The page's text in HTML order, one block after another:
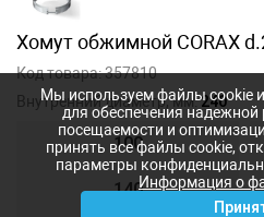
Хомут обжимной CORAX
Код товара:357810
Внутренний диаметр, мм:240
100
140
Мы используем файлы cookie
для обеспечения надежной
посещаемости и
принять все файлы cookie,
параметры
Информация о